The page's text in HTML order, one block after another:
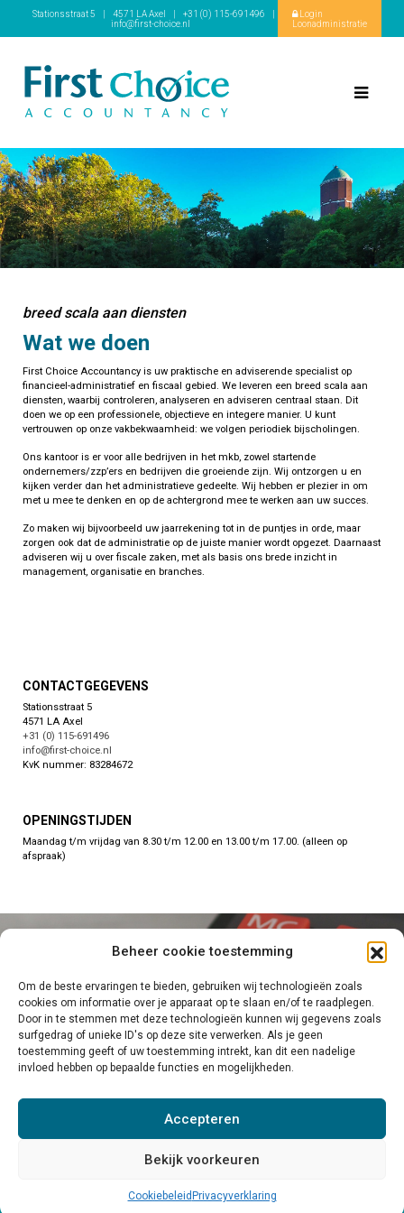
Beheer cookie toestemming
Om de beste ervaringen te bieden, gebruiken wij technologieën zoals
cookies om informatie over je apparaat op te slaan en/of te raadplegen.
Door in te stemmen met deze technologieën kunnen wij gegevens zoals
surfgedrag of unieke ID's op deze site verwerken. Als je geen
toestemming geeft of uw toestemming intrekt, kan dit een nadelige
invloed hebben op bepaalde functies en mogelijkheden.
Accepteren
Bekijk voorkeuren
Cookiebeleid Privacyverklaring
Stationsstraat 5 4571 LA Axel +31 (0) 115-691496
info@first-choice.nl
Login
Loonadministratie
breed scala aan diensten
Wat we doen
First Choice Accountancy is uw praktische en adviserende specialist op
financieel-administratief en fiscaal gebied. We leveren een breed scala aan
diensten, waarbij controleren, analyseren en adviseren centraal staan. Dit
doen we op een professionele, objectieve en integere manier. U kunt
vertrouwen op onze vakbekwaamheid: we volgen periodiek bijscholingen.
Ons kantoor is er voor alle bedrijven in het mkb, zowel startende
ondernemers/zzp’ers en bedrijven die groeiende zijn. Wij ontzorgen u en
kijken verder dan het administratieve gedeelte. Wij hebben er plezier in om
met u mee te denken en op de achtergrond mee te werken aan uw succes.
Zo maken wij bijvoorbeeld uw jaarrekening tot in de puntjes in orde, maar
zorgen ook dat de administratie op de juiste manier wordt opgezet. Daarnaast
adviseren wij u over fiscale zaken, met als basis ons brede inzicht in
management, organisatie en branches.
CONTACTGEGEVENS
Stationsstraat 5
4571 LA Axel
+31 (0) 115-691496
info@first-choice.nl
KvK nummer: 83284672
OPENINGSTIJDEN
Maandag t/m vrijdag van 8.30 t/m 12.00 en 13.00 t/m 17.00. (alleen op
afspraak)
NEEM CONTACT OP STEL EEN VRAAG
VOLG FIRST CHOICE ACCOUNTANCY OP
VOOR NIEUWS EN TIPS!
© 2026 Copyright First Choice Accountancy.
Privacy en Cookieverklaring